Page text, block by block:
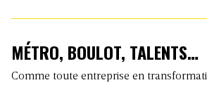
MÉTRO, BOULOT, TALENTS…
Comme toute entreprise en